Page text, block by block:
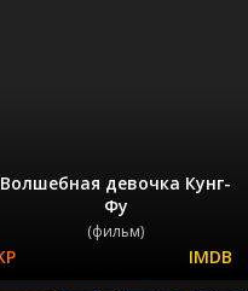
Волшебная девочка Кунг-
Фу
(фильм)